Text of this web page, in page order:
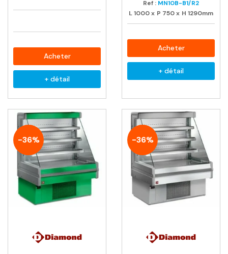
Acheter
+ détail
Ref : MN10B-B1/R2
L1000x P 750x H 1290mm
Acheter
+ détail
-36% -36%